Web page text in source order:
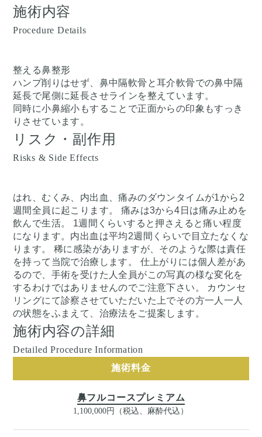
施術内容
Procedure Details
整える鼻整形
ハンプ削りはせず、鼻中隔軟骨と耳介軟骨での鼻中隔
延長で尾側に延長させラインを整えています。
同時に小鼻縮小もすることで正面からの印象もすっき
りさせています。
リスク・副作用
Risks & Side Effects
はれ、むくみ、内出血、痛みのダウンタイムが1から2
週間全員に起こります。 痛みは3から4日は痛み止めを
飲んで生活。 1週間くらいすると押さえると痛い程度
になります。内出血は平均2週間くらいで目立たなくな
ります。 稀に感染がありますが、そのような際は責任
を持って当院で治療します。 仕上がりには個人差があ
るので、手術を受けた人全員がこの写真の様な変化を
するわけではありませんのでご注意下さい。 カウンセ
リングにて診察させていただいた上でその方一人一人
の状態をふまえて、治療法をご提案します。
施術内容の詳細
Detailed Procedure Information
施術料金
鼻フルコースプレミアム
1,100,000円（税込、麻酔代込）